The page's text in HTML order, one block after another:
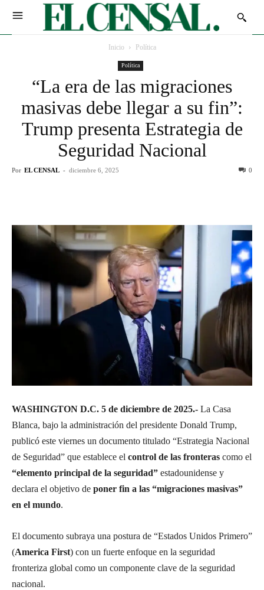
Inicio Política
Política
“La era de las migraciones
masivas debe llegar a su fin”:
Trump presenta Estrategia de
Seguridad Nacional
Por EL CENSAL - diciembre 6, 2025 0
WASHINGTON D.C. 5 de diciembre de 2025.- La Casa
Blanca, bajo la administración del presidente Donald Trump,
publicó este viernes un documento titulado “Estrategia Nacional
de Seguridad” que establece el control de las fronteras como el
“elemento principal de la seguridad” estadounidense y
declara el objetivo de poner fin a las “migraciones masivas”
en el mundo.
El documento subraya una postura de “Estados Unidos Primero”
(America First) con un fuerte enfoque en la seguridad
fronteriza global como un componente clave de la seguridad
nacional.